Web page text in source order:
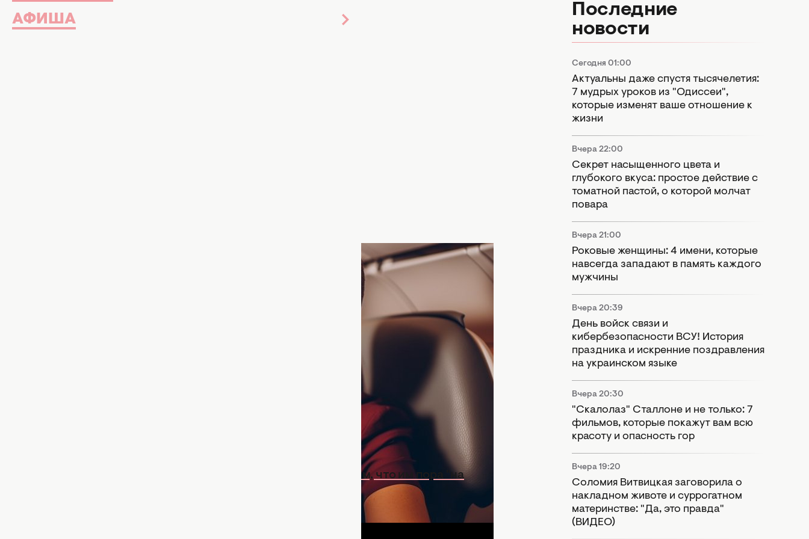
АФИША
просить соль и перец.Теперь
поговорим об особенностях питания на борту самолета.
Часто во время многочасового перелета хочется что-нибудь поесть или
выпить. Однако одни и те же продукты на высоте и на земле будут
"УНИАН"
пишет, что не стоит
пить, со ссылкой на слова опытной бортпроводницы Сью Фогвел.
Запомните эти две фразы: как вежливо намекнуть гостям, что им пора "на
Последние
новости
Сегодня 01:00
Актуальны даже спустя тысячелетия:
7 мудрых уроков из "Одиссеи",
которые изменят ваше отношение к
жизни
Вчера 22:00
Секрет насыщенного цвета и
глубокого вкуса: простое действие с
томатной пастой, о которой молчат
повара
Вчера 21:00
Роковые женщины: 4 имени, которые
навсегда западают в память каждого
мужчины
Вчера 20:39
День войск связи и
кибербезопасности ВСУ! История
праздника и искренние поздравления
на украинском языке
Вчера 20:30
"Скалолаз" Сталлоне и не только: 7
фильмов, которые покажут вам всю
красоту и опасность гор
Вчера 19:20
Соломия Витвицкая заговорила о
накладном животе и суррогатном
материнстве: "Да, это правда"
(ВИДЕО)